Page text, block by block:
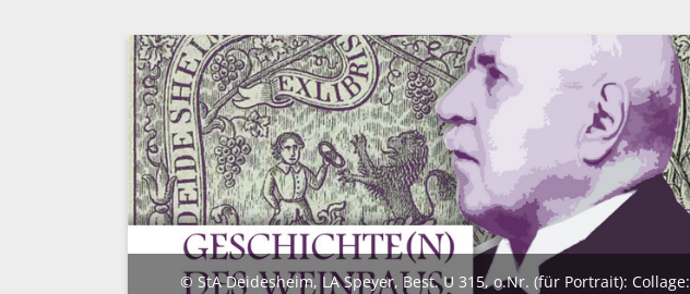
© StA Deidesheim, LA Speyer, Best. U 315, o.Nr. (für Portrait): Collage: